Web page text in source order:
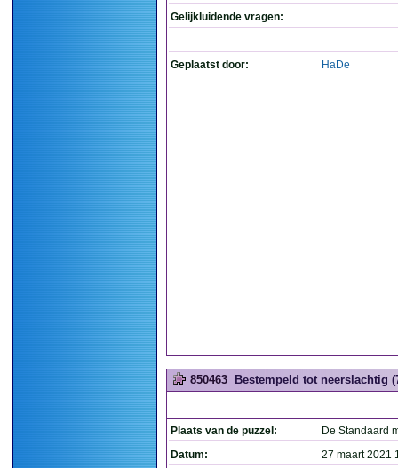
Gelijkluidende vragen:
Geplaatst door: HaDe
850463 Bestempeld tot neerslachtig
Plaats van de puzzel:
De Standaard
Datum:
27 maart 2021